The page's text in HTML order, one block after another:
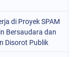
di Proyek SPAM
Bersaudara dan
Disorot Publik